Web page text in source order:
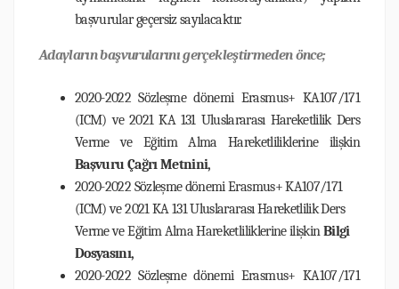
başvurular geçersiz sayılacaktır.
Adayların başvurularını gerçekleştirmeden önce;
2020-2022 Sözleşme dönemi Erasmus+ KA107/171
(ICM) ve 2021 KA 131 Uluslararası Hareketlilik Ders
Verme ve Eğitim Alma Hareketliliklerine ilişkin
Başvuru Çağrı Metnini,
2020-2022 Sözleşme dönemi Erasmus+ KA107/171
(ICM) ve 2021 KA 131 Uluslararası Hareketlilik Ders
Verme ve Eğitim Alma Hareketliliklerine ilişkinBilgi
Dosyasını,
2020-2022 Sözleşme dönemi Erasmus+ KA107/171